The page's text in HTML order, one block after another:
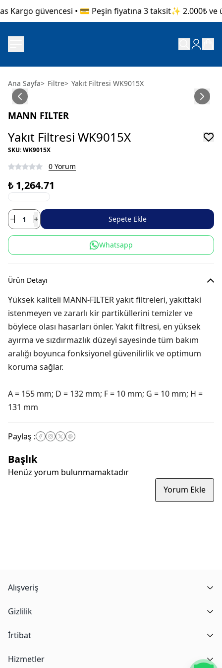
Kargo güvencesi • 💳 Peşin fiyatına 3 taksit✨ 2.000₺ ve
Ana Sayfa> Filtre> Yakıt Filtresi WK9015X
MANN FILTER
Yakıt Filtresi WK9015X
SKU:WK9015X
0 Yorum
₺ 1,264.71
Sepete Ekle
Whatsapp
Ürün Detayı
Yüksek kaliteli MANN-FILTER yakıt filtreleri, yakıttaki
istenmeyen ve zararlı kir partiküllerini temizler ve
böylece olası hasarları önler. Yakıt filtresi, en yüksek
ayırma ve sızdırmazlık düzeyi sayesinde tüm bakım
aralığı boyunca fonksiyonel güvenilirlik ve optimum
koruma sağlar.
A = 155 mm; D = 132 mm; F = 10 mm; G = 10 mm; H =
131 mm
Paylaş :
Başlık
Henüz yorum bulunmamaktadır
Yorum Ekle
Alışveriş
Gizlilik
İrtibat
Hizmetler